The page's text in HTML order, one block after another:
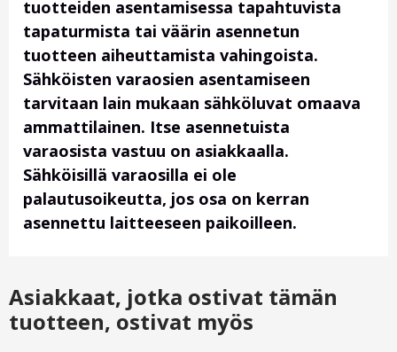
tuotteiden asentamisessa tapahtuvista
tapaturmista tai väärin asennetun
tuotteen aiheuttamista vahingoista.
Sähköisten varaosien asentamiseen
tarvitaan lain mukaan sähköluvat omaava
ammattilainen. Itse asennetuista
varaosista vastuu on asiakkaalla.
Sähköisillä varaosilla ei ole
palautusoikeutta, jos osa on kerran
asennettu laitteeseen paikoilleen.
Asiakkaat, jotka ostivat tämän
tuotteen, ostivat myös